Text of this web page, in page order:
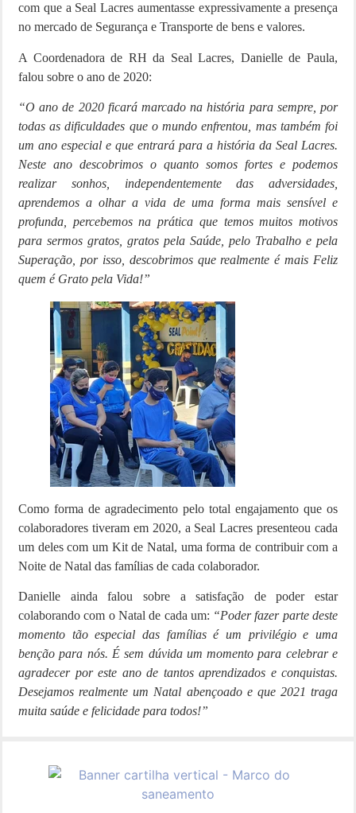
com que a Seal Lacres aumentasse expressivamente a presença
no mercado de Segurança e Transporte de bens e valores.
A Coordenadora de RH da Seal Lacres, Danielle de Paula,
falou sobre o ano de 2020:
“O ano de 2020 ficará marcado na história para sempre, por
todas as dificuldades que o mundo enfrentou, mas também foi
um ano especial e que entrará para a história da Seal Lacres.
Neste ano descobrimos o quanto somos fortes e podemos
realizar sonhos, independentemente das adversidades,
aprendemos a olhar a vida de uma forma mais sensível e
profunda, percebemos na prática que temos muitos motivos
para sermos gratos, gratos pela Saúde, pelo Trabalho e pela
Superação, por isso, descobrimos que realmente é mais Feliz
quem é Grato pela Vida!”
Como forma de agradecimento pelo total engajamento que os
colaboradores tiveram em 2020, a Seal Lacres presenteou cada
um deles com um Kit de Natal, uma forma de contribuir com a
Noite de Natal das famílias de cada colaborador.
Danielle ainda falou sobre a satisfação de poder estar
colaborando com o Natal de cada um: “Poder fazer parte deste
momento tão especial das famílias é um privilégio e uma
benção para nós. É sem dúvida um momento para celebrar e
agradecer por este ano de tantos aprendizados e conquistas.
Desejamos realmente um Natal abençoado e que 2021 traga
muita saúde e felicidade para todos!”